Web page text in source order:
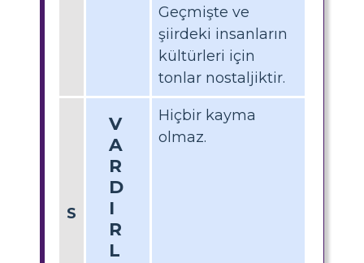
Geçmişte ve
şiirdeki insanların
kültürleri için
tonlar nostaljiktir.
S
V
A
R
D
I
R
L
Hiçbir kayma
olmaz.